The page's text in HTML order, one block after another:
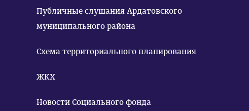
Публичные слушания Ардатовского
муниципального района
Схема территориального планирования
ЖКХ
Новости Социального фонда